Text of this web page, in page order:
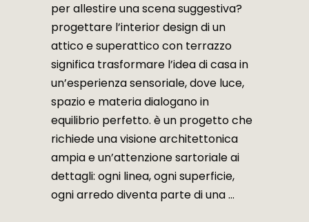
per allestire una scena suggestiva?
progettare l’interior design di un
attico e superattico con terrazzo
significa trasformare l’idea di casa in
un’esperienza sensoriale, dove luce,
spazio e materia dialogano in
equilibrio perfetto. è un progetto che
richiede una visione architettonica
ampia e un’attenzione sartoriale ai
dettagli: ogni linea, ogni superficie,
ogni arredo diventa parte di una